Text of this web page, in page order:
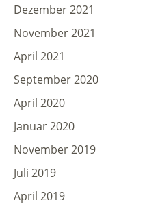
Dezember 2021
November 2021
April 2021
September 2020
April 2020
Januar 2020
November 2019
Juli 2019
April 2019